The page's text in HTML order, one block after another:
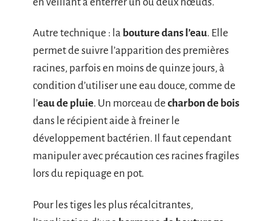
Autre technique : la bouture dans l’eau. Elle
permet de suivre l’apparition des premières
racines, parfois en moins de quinze jours, à
condition d’utiliser une eau douce, comme de
l’eau de pluie. Un morceau de charbon de bois
dans le récipient aide à freiner le
développement bactérien. Il faut cependant
manipuler avec précaution ces racines fragiles
lors du repiquage en pot.
Pour les tiges les plus récalcitrantes,